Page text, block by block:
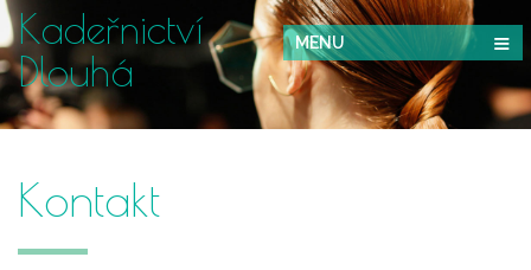
Kadeřnictví
Dlouhá
MENU
Kontakt